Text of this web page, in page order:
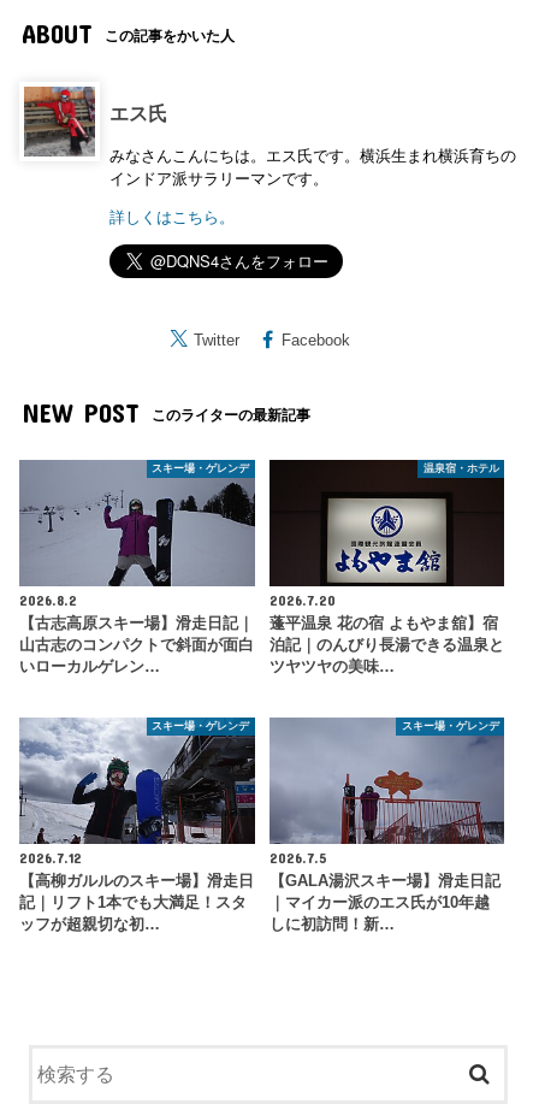
ABOUT この記事をかいた人
エス氏
みなさんこんにちは。エス氏です。横浜生まれ横浜育ちの
インドア派サラリーマンです。
詳しくはこちら。
Twitter Facebook
NEW POST このライターの最新記事
スキー場・ゲレンデ
2026.8.2
【古志高原スキー場】滑走日記｜
山古志のコンパクトで斜面が面白
いローカルゲレン…
温泉宿・ホテル
2026.7.20
蓬平温泉 花の宿 よもやま舘】宿
泊記｜のんびり長湯できる温泉と
ツヤツヤの美味…
スキー場・ゲレンデ
2026.7.12
【高柳ガルルのスキー場】滑走日
記｜リフト1本でも大満足！スタ
ッフが超親切な初…
スキー場・ゲレンデ
2026.7.5
【GALA湯沢スキー場】滑走日記
｜マイカー派のエス氏が10年越
しに初訪問！新…